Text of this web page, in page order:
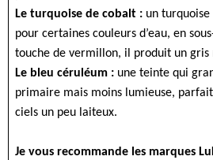
Le turquoise de cobalt : un
pour certaines couleurs d’eau, en
touche de vermillon, il produit un gris
Le bleu céruléum : une teinte qui
primaire mais moins lumieuse,
ciels un peu laiteux.
Je vous recommande les marques